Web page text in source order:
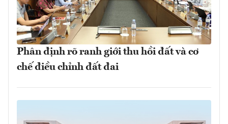
Phân định rõ ranh giới thu hồi đất và cơ
chế điều chỉnh đất đai